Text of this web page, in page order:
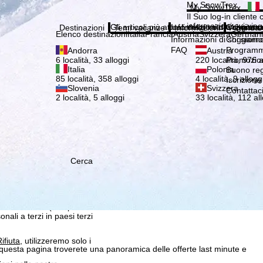
noi, TravelTrex
utilizzando le
a terzi in paesi terzi
, utilizzeremo solo i
Iscrizione
My SnowTrex
My SnowTrex
Il Suo log-in cliente
informazioni sui
Si
Destinazioni
Elenco destinazioniItaliaFranciaAustriaSvizzera
Andorra
6 località, 33 alloggi
Austria
220 località, 976
Italia
85 località, 358 alloggi
Polonia
4 località, 9
Slovenia
2 località, 5 alloggi
Svizzera
33 località, 112
Temi vacanze
Gli articoli più attuali della nostra rivista
Informazioni
Informazioni di
Informazioni di
FAQ
Azienda
Chi siamo
Chi siamo
Buono
Contattaci
Cerca
pagina troverete una panoramica delle offerte last minute e